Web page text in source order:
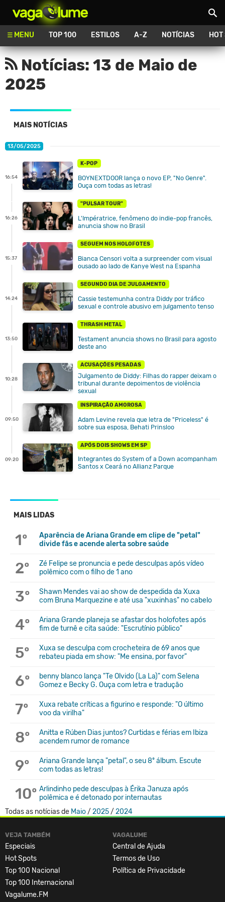
MENU TOP 100 ESTILOS A-Z NOTÍCIAS
Notícias: 13 de Maio de
2025
MAIS NOTÍCIAS
13/05/2025
16:54
K-POP
BOYNEXTDOOR lança o novo EP, "No Genre".
Ouça com todas as letras!
16:26
"PULSAR TOUR"
L'Impératrice, fenômeno do indie-pop francês,
anuncia show no Brasil
15:37
SEGUEM NOS HOLOFOTES
Bianca Censori volta a surpreender com visual
ousado ao lado de Kanye West na Espanha
14:24
SEGUNDO DIA DE JULGAMENTO
Cassie testemunha contra Diddy por tráfico
sexual e controle abusivo em julgamento tenso
13:50
THRASH METAL
Testament anuncia shows no Brasil para agosto
deste ano
10:28
ACUSAÇÕES PESADAS
Julgamento de Diddy: Filhas do rapper deixam o
tribunal durante depoimentos de violência
sexual
09:50
INSPIRAÇÃO AMOROSA
Adam Levine revela que letra de "Priceless" é
sobre sua esposa, Behati Prinsloo
09:20
APÓS DOIS SHOWS EM SP
Integrantes do System of a Down acompanham
Santos x Ceará no Allianz Parque
MAIS LIDAS
1º
Aparência de Ariana Grande em clipe de "petal"
divide fãs e acende alerta sobre saúde
2º
Zé Felipe se pronuncia e pede desculpas após vídeo
polêmico com o filho de 1 ano
3º
Shawn Mendes vai ao show de despedida da Xuxa
com Bruna Marquezine e até usa "xuxinhas" no cabelo
4º
Ariana Grande planeja se afastar dos holofotes após
fim de turnê e cita saúde: "Escrutínio público"
5º
Xuxa se desculpa com crocheteira de 69 anos que
rebateu piada em show: "Me ensina, por favor"
6º
benny blanco lança "Te Olvido (La La)" com Selena
Gomez e Becky G. Ouça com letra e tradução
7º
Xuxa rebate críticas a figurino e responde: "O último
voo da virilha"
8º
Anitta e Rúben Dias juntos? Curtidas e férias em Ibiza
acendem rumor de romance
9º
Ariana Grande lança "petal", o seu 8º álbum. Escute
com todas as letras!
10º Arlindinho pede desculpas à Érika Januza após
polêmica e é detonado por internautas
Todas as notícias de Maio/ 2025/ 2024
VEJA TAMBÉM
Especiais
Hot Spots
Top 100 Nacional
Top 100 Internacional
Vagalume.FM
VAGALUME
Central de Ajuda
Termos de Uso
Política de Privacidade